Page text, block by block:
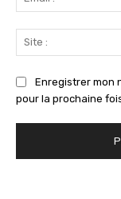
Enregistrer mon
pour la prochaine